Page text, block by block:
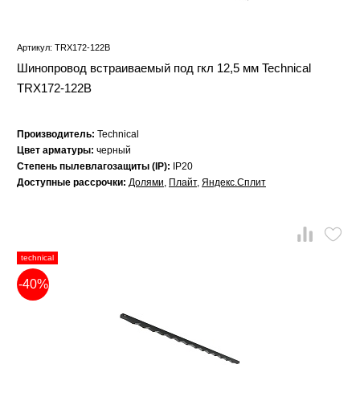
Артикул: TRX172-122B
Шинопровод встраиваемый под гкл 12,5 мм Technical
TRX172-122B
Производитель: Technical
Цвет арматуры: черный
Степень пылевлагозащиты (IP):
IP20
Доступные рассрочки: Долями, Плайт, Яндекс.Сплит
technical
-40%